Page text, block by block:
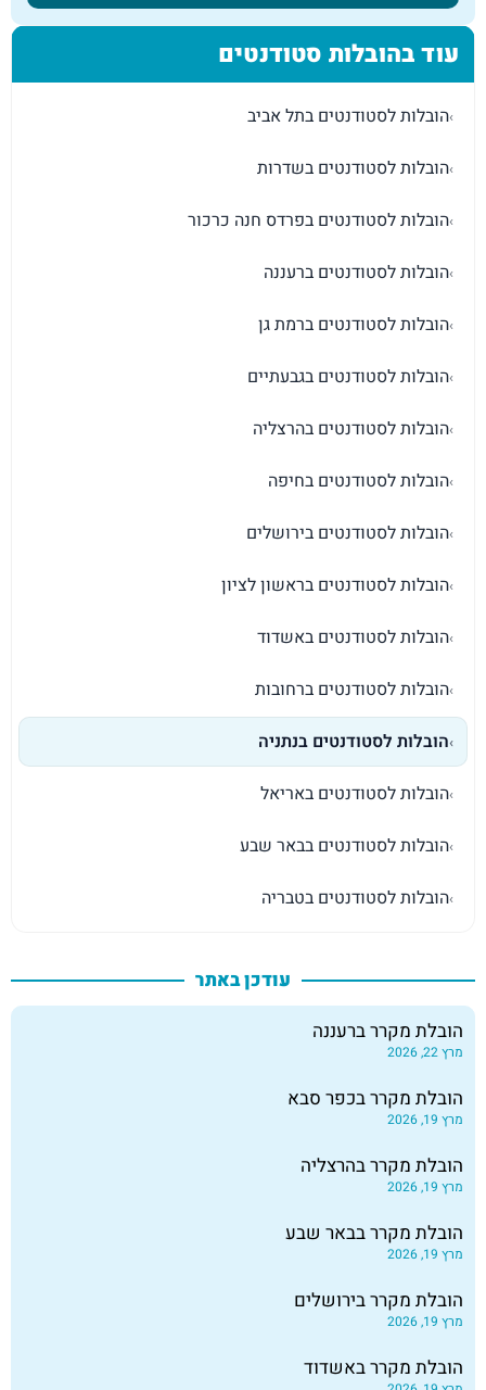
עוד בהובלות סטודנטים
›הובלות לסטודנטים בתל אביב
›הובלות לסטודנטים בשדרות
›הובלות לסטודנטים בפרדס חנה כרכור
›הובלות לסטודנטים ברעננה
›הובלות לסטודנטים ברמת גן
›הובלות לסטודנטים בגבעתיים
›הובלות לסטודנטים בהרצליה
›הובלות לסטודנטים בחיפה
›הובלות לסטודנטים בירושלים
›הובלות לסטודנטים בראשון לציון
›הובלות לסטודנטים באשדוד
›הובלות לסטודנטים ברחובות
›הובלות לסטודנטים בנתניה
›הובלות לסטודנטים באריאל
›הובלות לסטודנטים בבאר שבע
›הובלות לסטודנטים בטבריה
עודכן באתר
הובלת מקרר ברעננה
מרץ 22, 2026
הובלת מקרר בכפר סבא
מרץ 19, 2026
הובלת מקרר בהרצליה
מרץ 19, 2026
הובלת מקרר בבאר שבע
מרץ 19, 2026
הובלת מקרר בירושלים
מרץ 19, 2026
הובלת מקרר באשדוד